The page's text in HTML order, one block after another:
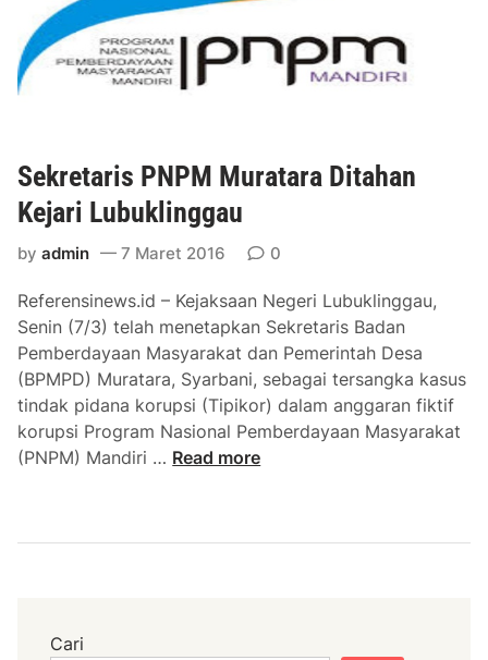
Sekretaris PNPM Muratara Ditahan
Kejari Lubuklinggau
byadmin 7 Maret 2016 0
Referensinews.id – Kejaksaan Negeri Lubuklinggau,
Senin (7/3) telah menetapkan Sekretaris Badan
Pemberdayaan Masyarakat dan Pemerintah Desa
(BPMPD) Muratara, Syarbani, sebagai tersangka kasus
tindak pidana korupsi (Tipikor) dalam anggaran fiktif
korupsi Program Nasional Pemberdayaan Masyarakat
(PNPM) Mandiri … S
Read more
Cari